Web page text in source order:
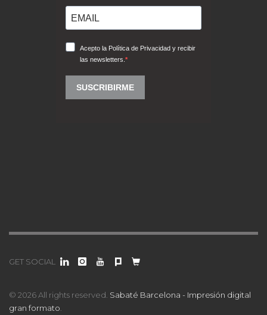
GET SOCIAL
© 2026 All rights reserved. Sabaté Barcelona - Impresión digital
gran formato